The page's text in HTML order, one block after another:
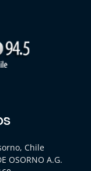
Chile
OSORNO A.G.